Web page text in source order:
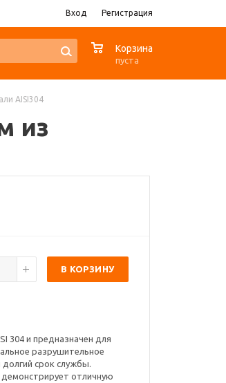
Вход Регистрация
Корзина
пуста
AISI304
из
В КОРЗИНУ
304 и предназначен для
разрушительное
срок службы.
отличную